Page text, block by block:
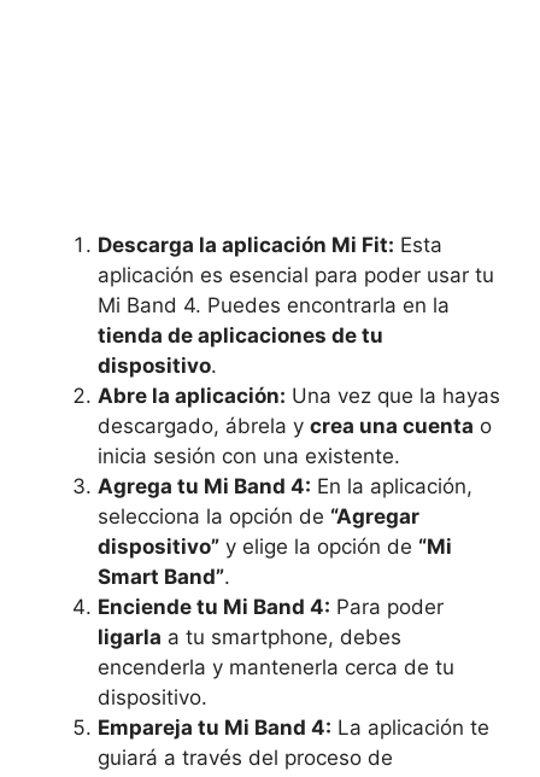
Descarga la aplicación Mi Fit: Esta
aplicación es esencial para poder usar tu
Mi Band 4. Puedes encontrarla en la
tienda de aplicaciones de tu
dispositivo.
Abre la aplicación: Una vez que la hayas
descargado, ábrela y crea una cuenta o
inicia sesión con una existente.
Agrega tu Mi Band 4: En la aplicación,
selecciona la opción de “Agregar
dispositivo” y elige la opción de “Mi
Smart Band”.
Enciende tu Mi Band 4: Para poder
ligarla a tu smartphone, debes
encenderla y mantenerla cerca de tu
dispositivo.
Empareja tu Mi Band 4: La aplicación te
guiará a través del proceso de